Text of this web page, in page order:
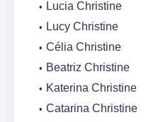
Lucia Christine
Lucy Christine
Célia Christine
Beatriz Christine
Katerina Christine
Catarina Christine